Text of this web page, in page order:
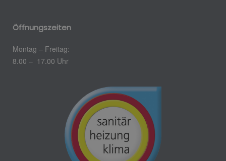
Öffnungszeiten
Montag – Freitag:
8.00 – 17.00 Uhr